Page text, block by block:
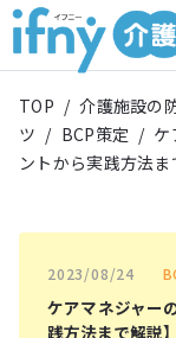
TOP / 介護施設の
ツ / BCP策定 / ケ
ントから実践方法ま
2023/08/24
ケアマネジャー
践方法まで解説】